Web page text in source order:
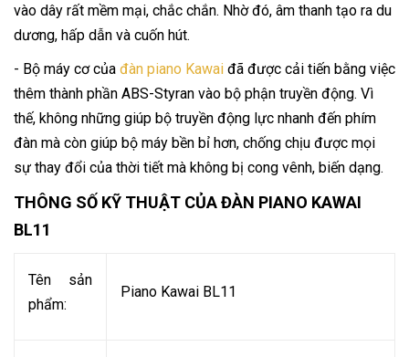
vào dây rất mềm mại, chắc chắn. Nhờ đó, âm thanh tạo ra du
dương, hấp dẫn và cuốn hút.
- Bộ máy cơ của đàn piano Kawai đã được cải tiến bằng việc
thêm thành phần ABS-Styran vào bộ phận truyền động. Vì
thế, không những giúp bộ truyền động lực nhanh đến phím
đàn mà còn giúp bộ máy bền bỉ hơn, chống chịu được mọi
sự thay đổi của thời tiết mà không bị cong vênh, biến dạng.
THÔNG SỐ KỸ THUẬT CỦA ĐÀN PIANO KAWAI
BL11
Tên sản
phẩm:
Piano Kawai BL11